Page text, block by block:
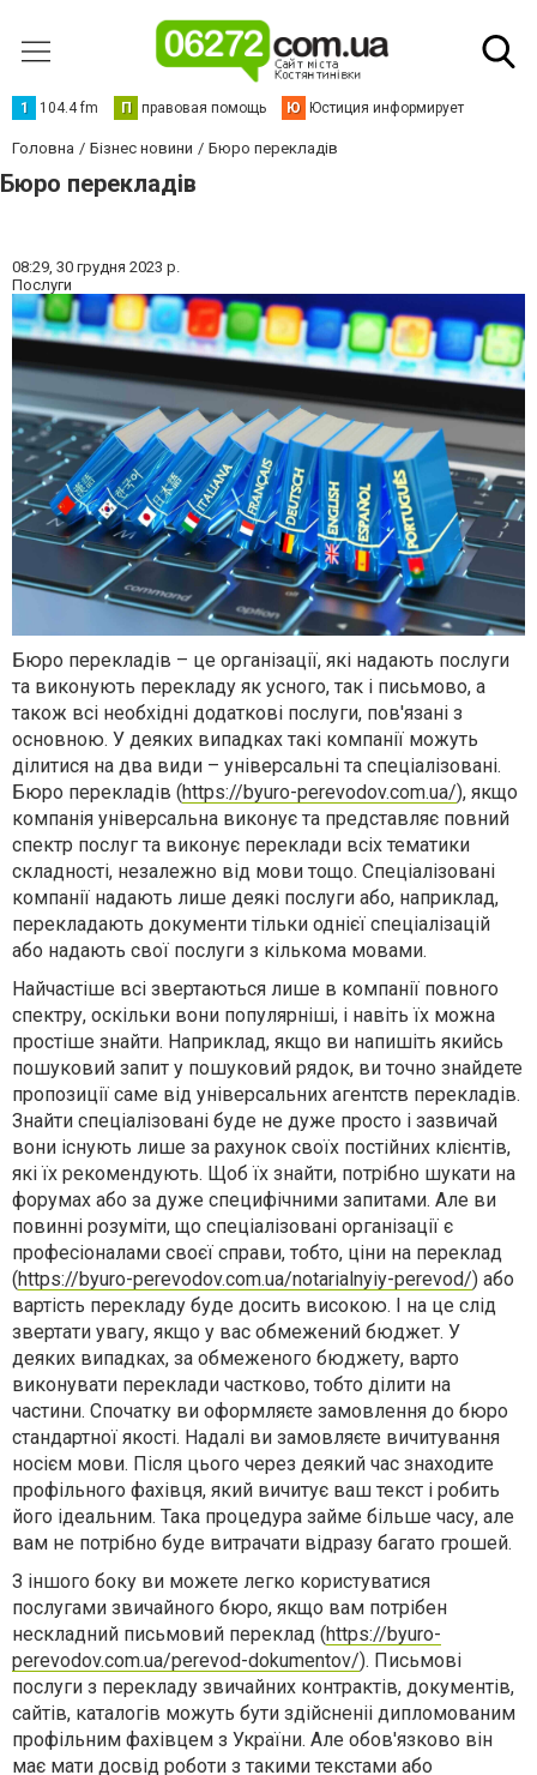
1 104.4 fm П правовая помощь Ю Юстиция информирует
Головна Бізнес новини Бюро перекладів
Бюро перекладів
08:29, 30 грудня 2023 р.
Послуги
Бюро перекладів – це організації, які надають послуги
та виконують перекладу як усного, так і письмово, а
також всі необхідні додаткові послуги, пов'язані з
основною. У деяких випадках такі компанії можуть
ділитися на два види – універсальні та спеціалізовані.
Бюро перекладів (https://byuro-perevodov.com.ua/), якщо
компанія універсальна виконує та представляє повний
спектр послуг та виконує переклади всіх тематики
складності, незалежно від мови тощо. Спеціалізовані
компанії надають лише деякі послуги або, наприклад,
перекладають документи тільки однієї спеціалізацій
або надають свої послуги з кількома мовами.
Найчастіше всі звертаються лише в компанії повного
спектру, оскільки вони популярніші, і навіть їх можна
простіше знайти. Наприклад, якщо ви напишіть якийсь
пошуковий запит у пошуковий рядок, ви точно знайдете
пропозиції саме від універсальних агентств перекладів.
Знайти спеціалізовані буде не дуже просто і зазвичай
вони існують лише за рахунок своїх постійних клієнтів,
які їх рекомендують. Щоб їх знайти, потрібно шукати на
форумах або за дуже специфічними запитами. Але ви
повинні розуміти, що спеціалізовані організації є
професіоналами своєї справи, тобто, ціни на переклад
(https://byuro-perevodov.com.ua/notarialnyiy-perevod/) або
вартість перекладу буде досить високою. І на це слід
звертати увагу, якщо у вас обмежений бюджет. У
деяких випадках, за обмеженого бюджету, варто
виконувати переклади частково, тобто ділити на
частини. Спочатку ви оформляєте замовлення до бюро
стандартної якості. Надалі ви замовляєте вичитування
носієм мови. Після цього через деякий час знаходите
профільного фахівця, який вичитує ваш текст і робить
його ідеальним. Така процедура займе більше часу, але
вам не потрібно буде витрачати відразу багато грошей.
З іншого боку ви можете легко користуватися
послугами звичайного бюро, якщо вам потрібен
нескладний письмовий переклад (https://byuro-
perevodov.com.ua/perevod-dokumentov/). Письмові
послуги з перекладу звичайних контрактів, документів,
сайтів, каталогів можуть бути здійсненіі дипломованим
профільним фахівцем з України. Але обов'язково він
має мати досвід роботи з такими текстами або